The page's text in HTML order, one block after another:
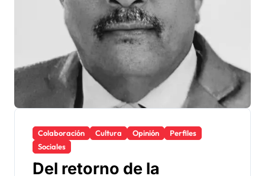
Colaboración Cultura Opinión
Perfiles
Sociales
Del retorno de la